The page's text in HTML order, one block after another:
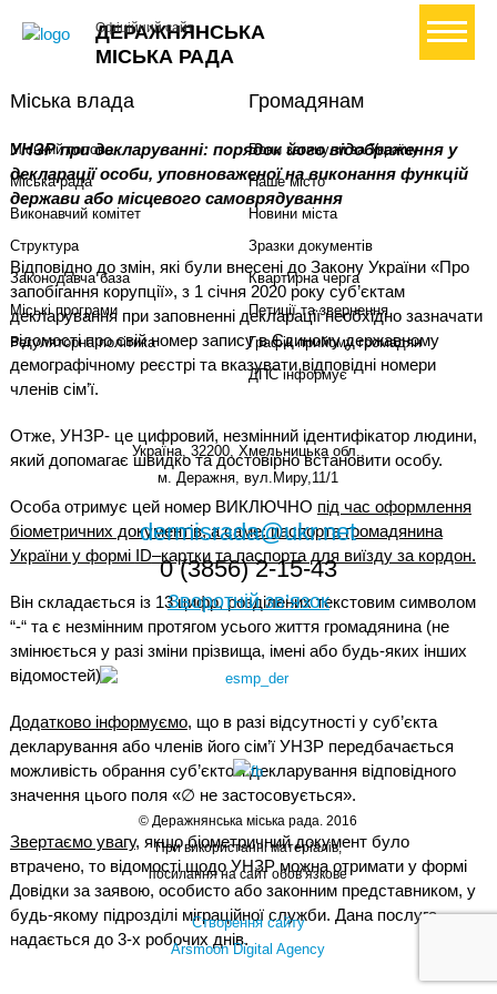
ДЕРАЖНЯНСЬКА
МІСЬКА РАДА
Офіційний сайт+ Створити петицію
УНЗР при декларуванні: порядок його відображення у
декларації особи, уповноваженої на виконання функцій
держави або місцевого самоврядування
Відповідно до змін, які були внесені до Закону України «Про
запобігання корупції», з 1 січня 2020 року суб’єктам
декларування при заповненні декларації необхідно зазначати
відомості про свій номер запису в Єдиному державному
демографічному реєстрі та вказувати відповідні номери
членів сім’ї.
Отже, УНЗР- це цифровий, незмінний ідентифікатор людини,
який допомагає швидко та достовірно встановити особу.
Особа отримує цей номер ВИКЛЮЧНО під час оформлення
біометричних документів, а саме: паспорта громадянина
України у формі ID–картки та паспорта для виїзду за кордон.
Він складається із 13 цифр, розділених текстовим символом
“-“ та є незмінним протягом усього життя громадянина (не
змінюється у разі зміни прізвища, імені або будь-яких інших
відомостей).
Додатково інформуємо, що в разі відсутності у суб’єкта
декларування або членів його сім’ї УНЗР передбачається
можливість обрання суб’єктом декларування відповідного
значення цього поля «∅ не застосовується».
Звертаємо увагу, якщо біометричний документ було
втрачено, то відомості щодо УНЗР можна отримати у формі
Довідки за заявою, особисто або законним представником, у
будь-якому підрозділі міграційної служби. Дана послуга
надається до 3-х робочих днів.
Міська влада
Міський голова
Міська рада
Виконавчий комітет
Структура
Законодавча база
Міські програми
Регуляторна політика
Громадянам
Вони загинули за Україну
Наше місто
Новини міста
Зразки документів
Квартирна черга
Петиції та звернення
Графік прийому громадян
ДПС інформує
Україна, 32200, Хмельницька обл.,
м. Деражня, вул.Миру,11/1
dermisrada@ukr.net
0 (3856) 2-15-43
Зворотній зв’язок
© Деражнянська міська рада. 2016
При використанні матеріалів,
посилання на сайт обов’язкове
Створення сайту
Arsmoon Digital Agency